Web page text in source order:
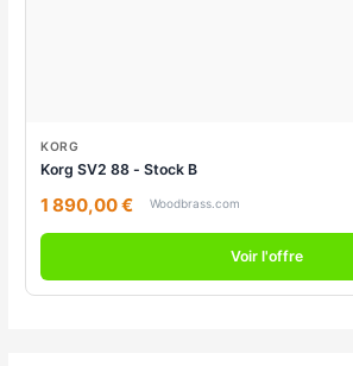
KORG
Korg SV2 88 - Stock B
1 890,00 € Woodbrass.com
Voir l'offre